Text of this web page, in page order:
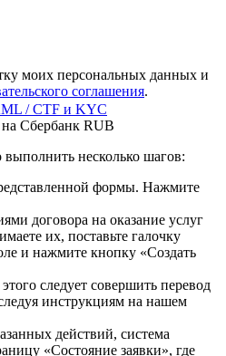
моих персональных данных и
соглашения.
/ CTF и KYC
Сбербанк RUB
несколько шагов:
формы. Нажмите
договора на оказание услуг
их, поставьте галочку
и нажмите кнопку «Создать
следует совершить перевод
инструкциям на нашем
действий, система
«Состояние заявки», где